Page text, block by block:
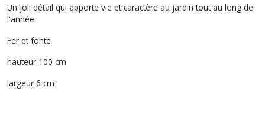
Un joli détail qui apporte vie et caractère au jardin tout au long de
l'année.
Fer et fonte
hauteur 100 cm
largeur 6 cm